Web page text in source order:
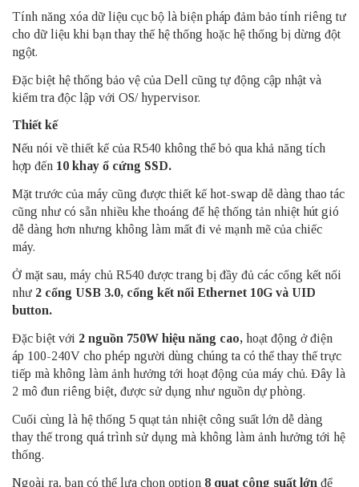
Tính năng xóa dữ liệu cục bộ là biện pháp đảm bảo tính riêng tư
cho dữ liệu khi bạn thay thế hệ thống hoặc hệ thống bị dừng đột
ngột.
Đặc biệt hệ thống bảo vệ của Dell cũng tự động cập nhật và
kiểm tra độc lập với OS/ hypervisor.
Thiết kế
Nếu nói về thiết kế của R540 không thể bỏ qua khả năng tích
hợp đến 10 khay ổ cứng SSD.
Mặt trước của máy cũng được thiết kế hot-swap dễ dàng thao tác
cũng như có sẵn nhiều khe thoáng để hệ thống tản nhiệt hút gió
dễ dàng hơn nhưng không làm mất đi vẻ mạnh mẽ của chiếc
máy.
Ở mặt sau, máy chủ R540 được trang bị đầy đủ các cổng kết nối
như 2 cổng USB 3.0, cổng kết nối Ethernet 10G và UID
button.
Đặc biệt với 2 nguồn 750W hiệu năng cao, hoạt động ở điện
áp 100-240V cho phép người dùng chúng ta có thể thay thế trực
tiếp mà không làm ảnh hưởng tới hoạt động của máy chủ. Đây là
2 mô đun riêng biệt, được sử dụng như nguồn dự phòng.
Cuối cùng là hệ thống 5 quạt tản nhiệt công suất lớn dễ dàng
thay thế trong quá trình sử dụng mà không làm ảnh hưởng tới hệ
thống.
Ngoài ra, bạn có thể lựa chọn option 8 quạt công suất lớn để